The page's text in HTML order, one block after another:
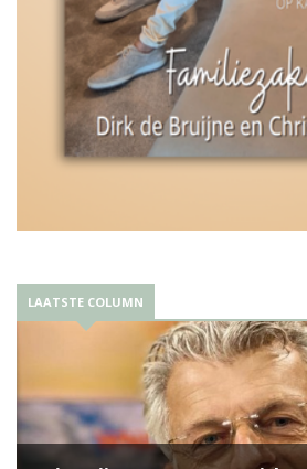
LAATSTE COLUMN